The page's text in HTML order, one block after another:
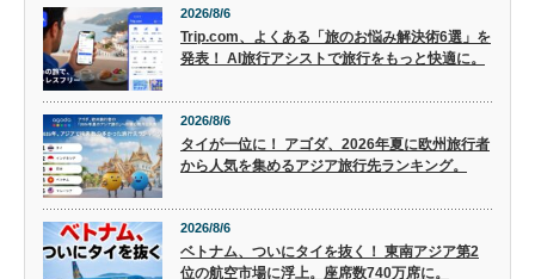
2026/8/6
Trip.com、よくある「旅のお悩み解決術6選」を
発表！ AI旅行アシストで旅行をもっと快適に。
2026/8/6
タイが一位に！ アゴダ、2026年夏に欧州旅行者
から人気を集めるアジア旅行先ランキング。
2026/8/6
ベトナム、ついにタイを抜く！ 東南アジア第2
位の航空市場に浮上。座席数740万席に。